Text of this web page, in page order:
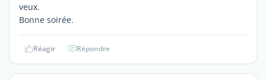
veux.
Bonne soirée.
Réagir Répondre